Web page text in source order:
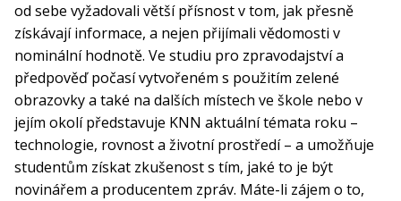
od sebe vyžadovali větší přísnost v tom, jak přesně
získávají informace, a nejen přijímali vědomosti v
nominální hodnotě. Ve studiu pro zpravodajství a
předpověď počasí vytvořeném s použitím zelené
obrazovky a také na dalších místech ve škole nebo v
jejím okolí představuje KNN aktuální témata roku –
technologie, rovnost a životní prostředí – a umožňuje
studentům získat zkušenost s tím, jaké to je být
novinářem a producentem zpráv. Máte-li zájem o to,